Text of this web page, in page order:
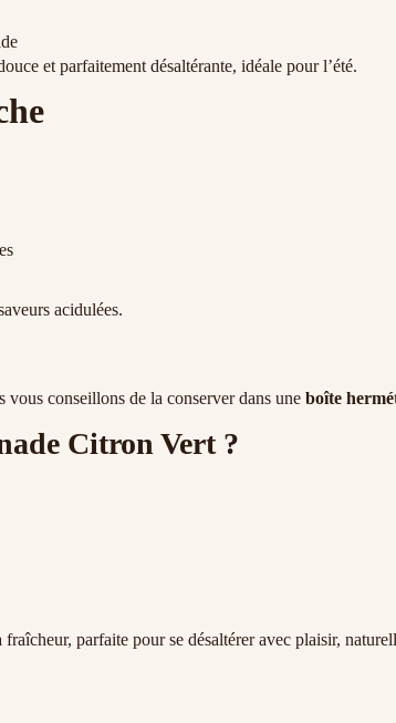
et parfaitement désaltérante, idéale pour l’été.
acidulées.
conseillons de la conserver dans une boîte
Citron Vert ?
parfaite pour se désaltérer avec plaisir,